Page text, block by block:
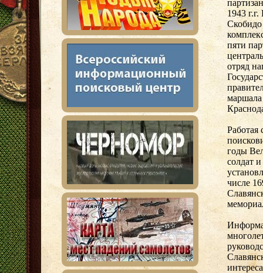
1943
пяти
отряд
годы
солдат
числе